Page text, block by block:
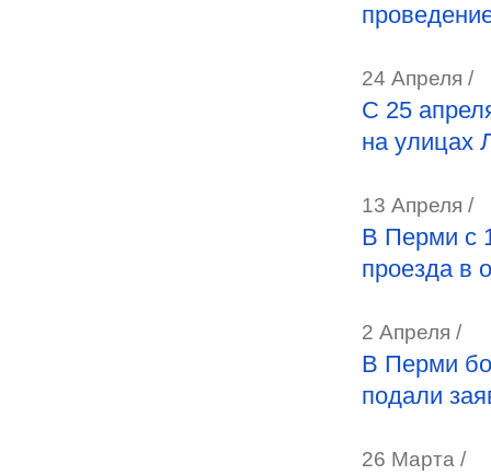
24 Апреля /
С 25
на улицах
13 Апреля /
В Перми с
проезда в
2 Апреля /
В Перми
подали
26 Марта /